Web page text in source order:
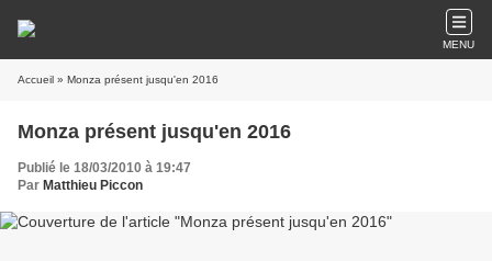
MENU
Accueil » Monza présent jusqu'en 2016
Monza présent jusqu'en 2016
Publié le 18/03/2010 à 19:47
Par Matthieu Piccon